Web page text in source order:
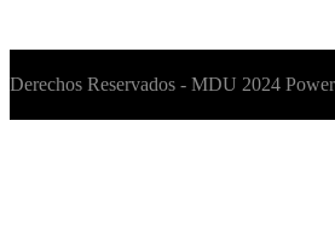
Derechos Reservados - MDU 2024